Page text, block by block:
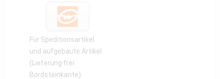
Für Speditionsartikel
und aufgebaute Artikel
(Lieferung frei
Bordsteinkante)